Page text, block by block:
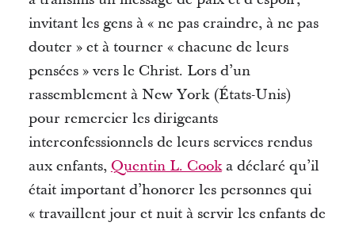
invitant les gens à « ne pas craindre, à ne pas
douter » et à tourner « chacune de leurs
pensées » vers le Christ. Lors d’un
rassemblement à New York (États-Unis)
pour remercier les dirigeants
interconfessionnels de leurs services rendus
aux enfants, Quentin L. Cooka déclaré qu’il
était important d’honorer les personnes qui
« travaillent jour et nuit à servir les enfants de